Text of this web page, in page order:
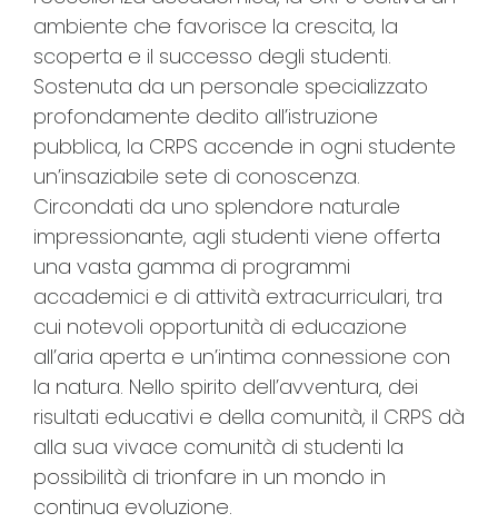
ambiente che favorisce la crescita, la
scoperta e il successo degli studenti.
Sostenuta da un personale specializzato
profondamente dedito all’istruzione
pubblica, la CRPS accende in ogni studente
un’insaziabile sete di conoscenza.
Circondati da uno splendore naturale
impressionante, agli studenti viene offerta
una vasta gamma di programmi
accademici e di attività extracurriculari, tra
cui notevoli opportunità di educazione
all’aria aperta e un’intima connessione con
la natura. Nello spirito dell’avventura, dei
risultati educativi e della comunità, il CRPS dà
alla sua vivace comunità di studenti la
possibilità di trionfare in un mondo in
continua evoluzione.